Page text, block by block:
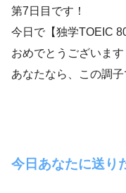
第7日目です！
今日で【独学TOEIC
おめでとうございます
あなたなら、この調
今日あなたに送り